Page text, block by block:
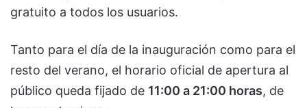
gratuito a todos los usuarios.
Tanto para el día de la inauguración como para el
resto del verano, el horario oficial de apertura al
público queda fijado de 11:00 a 21:00 horas, de